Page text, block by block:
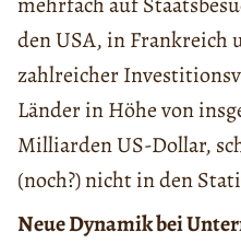
den USA, in Frankreich
zahlreicher
Länder in Höhe von
Milliarden US-Dollar,
(noch?) nicht in den
Neue Dynamik bei